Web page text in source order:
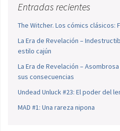
Entradas recientes
The Witcher. Los cómics clásicos:
La Era de Revelación –
estilo cajún
La Era de Revelación –
sus consecuencias
Undead Unluck #23: El poder del
MAD #1: Una rareza nipona